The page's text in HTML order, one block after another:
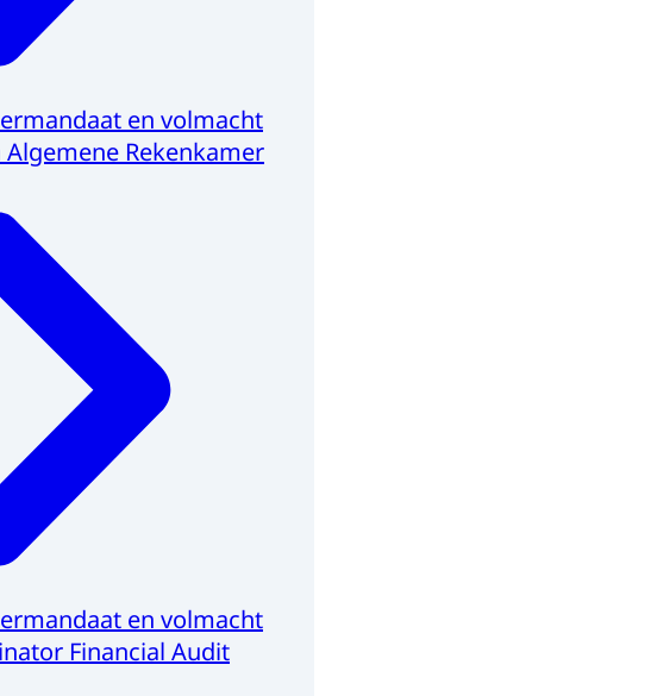
en volmacht
Rekenkamer
en volmacht
Financial Audit